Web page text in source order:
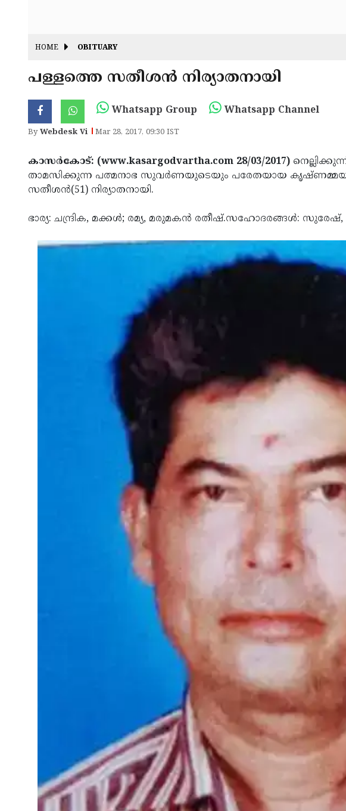
HOME OBITUARY
പള്ളത്തെ സതീശന്‍ നിര്യാതനായി
Whatsapp Group Whatsapp Channel
ByWebdesk Vi Mar 28, 2017, 09:30 IST
കാസര്‍കോട്: (www.kasargodvartha.com 28/03/2017)
താമസിക്കുന്ന പത്മനാഭ സുവര്‍ണയുടെയും പരേതയായ
സതീശന്‍(51) നിര്യാതനായി.
ഭാര്യ: ചന്ദ്രിക, മക്കള്‍; രമ്യ, മരുമകന്‍ രതീഷ്.സഹോദരങ്ങള്‍: